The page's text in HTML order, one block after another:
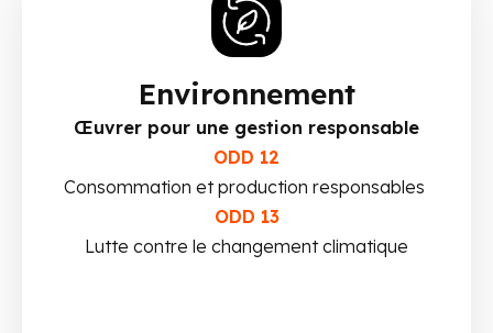
Environnement
Œuvrer pour une gestion responsable
ODD 12
Consommation et production responsables
ODD 13
Lutte contre le changement climatique